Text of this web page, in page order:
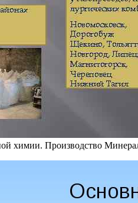
химии. Производство